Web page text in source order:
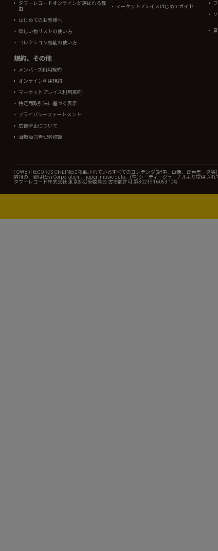
タワーレコードオンラインが選ばれる理
由
はじめてのお客様へ
欲しい物リストの使い方
コレクション機能の使い方
規約、その他
メンバーズ利用規約
オンライン利用規約
マーケットプレイス利用規約
特定商取引法に基づく表示
プライバシーステートメント
広告停止について
酒類販売管理者標識
マーケットプレイスはじめてガイド
TOWER RECORDS ONLINEに掲載されているすべてのコンテンツ(記事、画像、音声デー
情報の一部はRovi Corporation.、japan music data、(株)シーディージャーナルより提供され
タワーレコード株式会社 東京都公安委員会 古物商許可 第302191605310号